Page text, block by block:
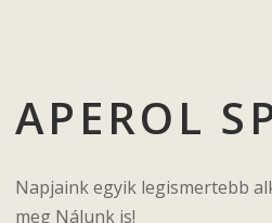
APEROL
Napjaink egyik legismertebb
meg Nálunk is!